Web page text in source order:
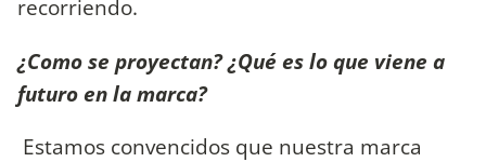
recorriendo.
¿Como se proyectan? ¿Qué es lo que viene a
futuro en la marca?
Estamos convencidos que nuestra marca